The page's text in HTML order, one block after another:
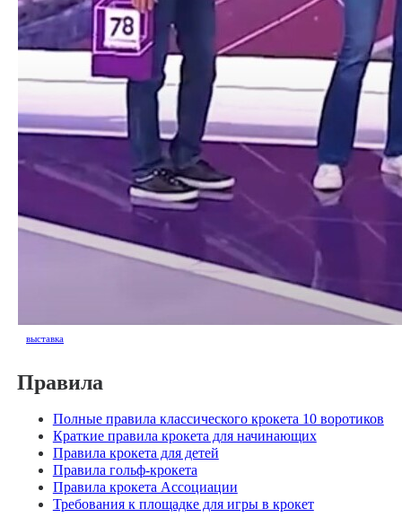
выставка
Правила
Полные правила классического крокета 10 воротиков
Краткие правила крокета для начинающих
Правила крокета для детей
Правила гольф-крокета
Правила крокета Ассоциации
Требования к площадке для игры в крокет